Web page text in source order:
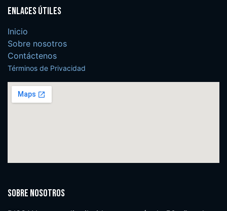
Enlaces útiles
Inicio
Sobre nosotros
Contáctenos
Términos de Privacidad
Sobre nosotros